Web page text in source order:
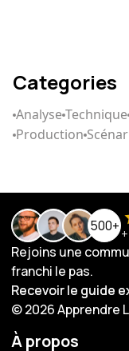
Categories
AnalyseTechnique
Production
500+
Rejoins une
franchi le pas.
Recevoir le guide
Recevoir le guide
© 2026 Apprendre
À propos